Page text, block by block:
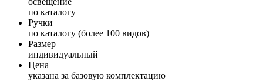
по каталогу
Ручки
по каталогу (более 100 видов)
Размер
индивидуальный
Цена
указана за базовую комплектацию